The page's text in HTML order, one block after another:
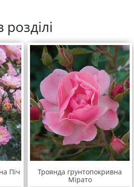
Піч
Троянда грунтопокривна
Мірато